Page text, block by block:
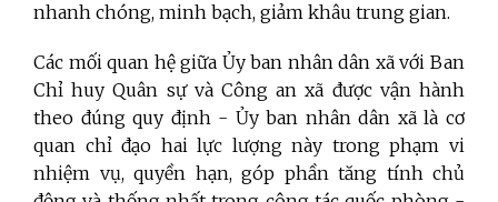
nhanh chóng, minh bạch, giảm khâu trung gian.
Các mối quan hệ giữa Ủy ban nhân dân xã với Ban
Chỉ huy Quân sự và Công an xã được vận hành
theo đúng quy định - Ủy ban nhân dân xã là cơ
quan chỉ đạo hai lực lượng này trong phạm vi
nhiệm vụ, quyền hạn, góp phần tăng tính chủ